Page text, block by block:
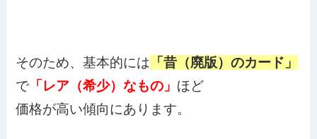
そのため、基本的には 「昔（廃版）のカード」
で 「レア（希少）なもの」 ほど
価格が高い傾向にあります。